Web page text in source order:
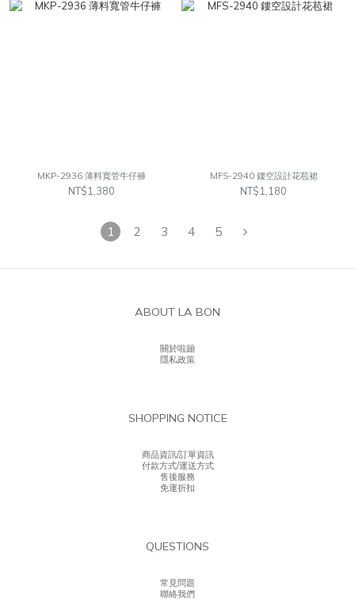
MKP-2936 薄料寬管牛仔褲
NT$1,380
MFS-2940 鏤空設計花苞裙
NT$1,180
1 2 3 4 5
ABOUT LA BON
關於啦蹦
隱私政策
SHOPPING NOTICE
商品資訊/訂單資訊
付款方式/運送方式
售後服務
免運折扣
QUESTIONS
常見問題
聯絡我們